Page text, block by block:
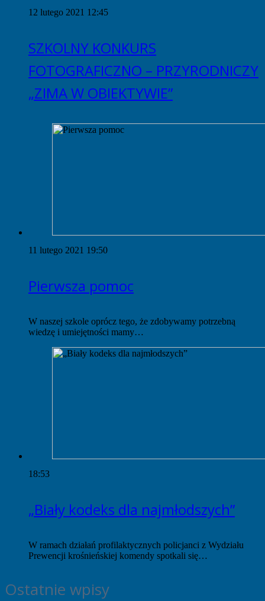
12 lutego 2021 12:45
SZKOLNY KONKURS
FOTOGRAFICZNO – PRZYRODNICZY
„ZIMA W OBIEKTYWIE”
11 lutego 2021 19:50
Pierwsza pomoc
W naszej szkole oprócz tego, że zdobywamy potrzebną
wiedzę i umiejętności mamy…
18:53
„Biały kodeks dla najmłodszych”
W ramach działań profilaktycznych policjanci z Wydziału
Prewencji krośnieńskiej komendy spotkali się…
Ostatnie wpisy